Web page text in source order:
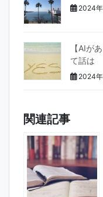
2024年
【AIが
て話は
2024年
関連記事